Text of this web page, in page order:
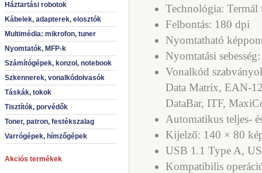
Háztartási robotok
Kábelek, adapterek, elosztók
Multimédia: mikrofon, tuner
Nyomtatók, MFP-k
Számítógépek, konzol, notebook
Szkennerek, vonalkódolvasók
Táskák, tokok
Tisztítók, porvédők
Toner, patron, festékszalag
Varrógépek, hímzőgépek
Akciós termékek
Technológia: Termál
Felbontás: 180 dpi
Nyomtatható
Nyomtatási
Vonalkód
Data Matrix, EAN-
DataBar, ITF,
Automatikus teljes-
Kijelző: 140 × 80
USB 1.1 Type A,
Kompatibilis